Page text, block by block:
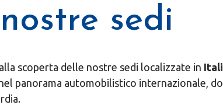
sedi
scoperta delle nostre sedi localizzate in
panorama automobilistico internazionale,